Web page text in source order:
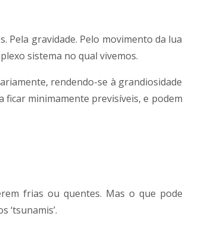
Pela gravidade. Pelo movimento da lua
sistema no qual vivemos.
rendendo-se à grandiosidade
ficar minimamente previsíveis, e podem
frias ou quentes. Mas o que pode